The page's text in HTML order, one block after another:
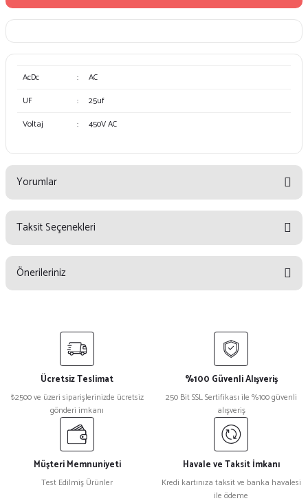
AcDc :
AC
UF
:
25uf
Voltaj
: 450V AC
Yorumlar
Yorum Yaz
Taksit Seçenekleri
Önerileriniz
yetersiz gördüğünüz noktaları öneri formunu kullanarak tarafımıza
Görüş ve önerileriniz için teşekkür ederiz.
Ürün resmi kalitesiz, bozuk veya görüntülenemiyor.
Ürün açıklamasında eksik bilgiler bulunuyor.
Ürün bilgilerinde hatalar bulunuyor.
Ürün fiyatı diğer sitelerden daha pahalı.
Bu ürüne benzer farklı alternatifler olmalı.
Ücretsiz Teslimat
₺2500 ve üzeri siparişlerinizde ücretsiz
gönderi imkanı
%100 Güvenli Alışveriş
250 Bit SSL Sertifikası ile %100 güvenli
alışveriş
Müşteri Memnuniyeti
Test Edilmiş Ürünler
Havale ve Taksit İmkanı
Kredi kartınıza taksit ve banka havalesi
ile ödeme